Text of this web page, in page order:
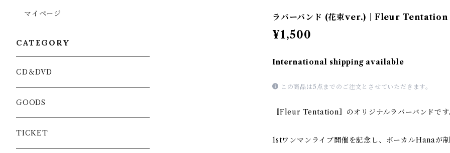
ラバーバンド (花束ver.)｜Fleur Tentation
¥1,500
International shipping available
この商品は5点までのご注文とさせていただきます。
〚Fleur Tentation〛のオリジナルラバーバンドです
1stワンマンライブ開催を記念し、ボーカルHanaが
マイページ
CATEGORY
CD＆DVD
GOODS
TICKET